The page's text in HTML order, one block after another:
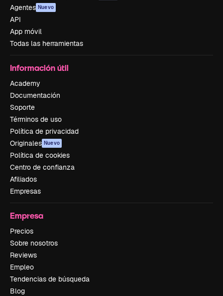
Agentes Nuevo
API
App móvil
Todas las herramientas
Información útil
Academy
Documentación
Soporte
Términos de uso
Política de privacidad
Originales Nuevo
Política de cookies
Centro de confianza
Afiliados
Empresas
Empresa
Precios
Sobre nosotros
Reviews
Empleo
Tendencias de búsqueda
Blog